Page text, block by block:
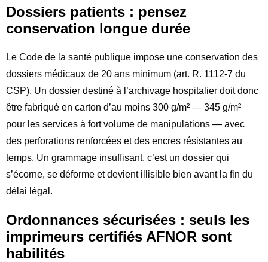
Dossiers patients : pensez
conservation longue durée
Le Code de la santé publique impose une conservation des
dossiers médicaux de 20 ans minimum (art. R. 1112-7 du
CSP). Un dossier destiné à l’archivage hospitalier doit donc
être fabriqué en carton d’au moins 300 g/m² — 345 g/m²
pour les services à fort volume de manipulations — avec
des perforations renforcées et des encres résistantes au
temps. Un grammage insuffisant, c’est un dossier qui
s’écorne, se déforme et devient illisible bien avant la fin du
délai légal.
Ordonnances sécurisées : seuls les
imprimeurs certifiés AFNOR sont
habilités